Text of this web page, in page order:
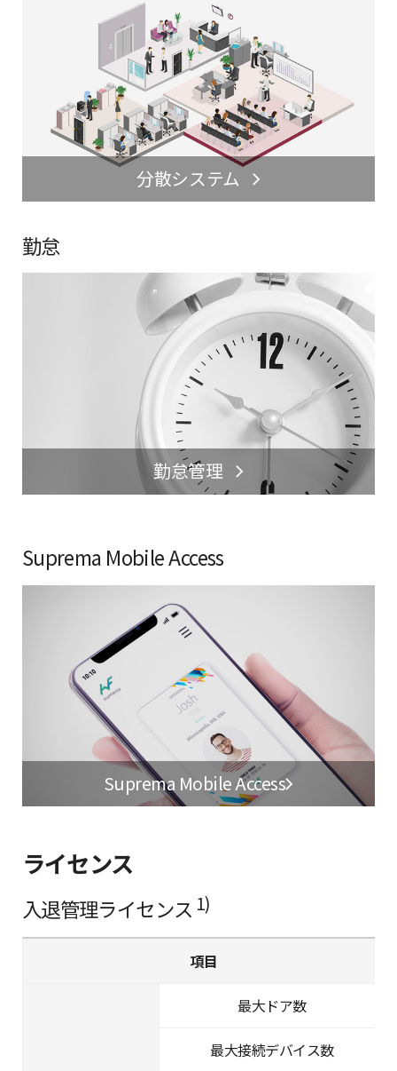
分散システム
勤怠
勤怠管理
Suprema Mobile Access
Suprema Mobile Access
ライセンス
入退管理ライセンス 1)
項目
最大ドア数
最大接続デバイス数